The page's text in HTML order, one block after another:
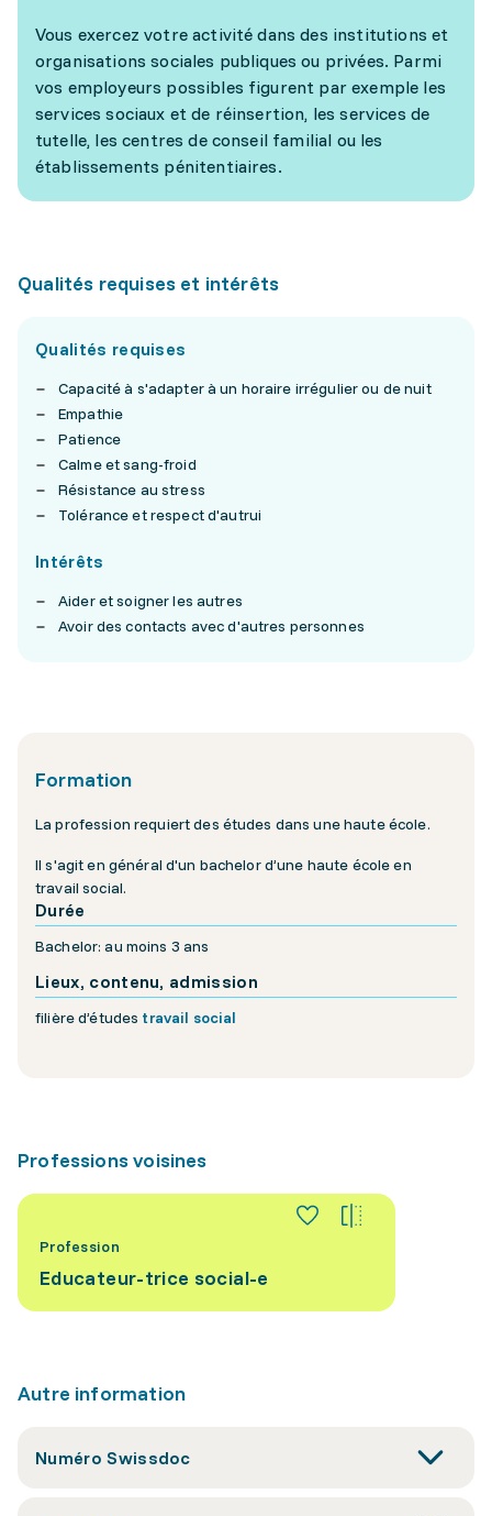
Vous exercez votre activité dans des institutions et
organisations sociales publiques ou privées. Parmi
vos employeurs possibles figurent par exemple les
services sociaux et de réinsertion, les services de
tutelle, les centres de conseil familial ou les
établissements pénitentiaires.
Qualités requises et intérêts
Qualités requises
Capacité à s'adapter à un horaire irrégulier ou de nuit
Empathie
Patience
Calme et sang-froid
Résistance au stress
Tolérance et respect d'autrui
Intérêts
Aider et soigner les autres
Avoir des contacts avec d'autres personnes
Formation
La profession requiert des études dans une haute école.
Il s'agit en général d'un bachelor d’une haute école en
travail social.
Durée
Bachelor: au moins 3 ans
Lieux, contenu, admission
filière d’études travail social
Professions voisines
Profession
Educateur-trice social-e
Autre information
Numéro Swissdoc